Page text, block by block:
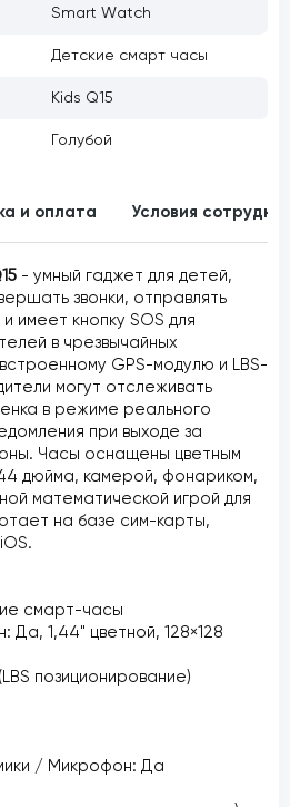
Smаrt Wаtch
Детские смарт часы
Kids Q15
Голубой
и оплата Условия
- умный гаджет для детей,
звонки, отправлять
имеет кнопку SOS для
в чрезвычайных
GPS-модулю и LBS-
могут отслеживать
в режиме реального
при выходе за
Часы оснащены цветным
дюйма, камерой, фонариком,
математической игрой для
на базе сим-карты,
смарт-часы
Да, 1,44" цветной, 128×128
позиционирование)
/ Микрофон: Да